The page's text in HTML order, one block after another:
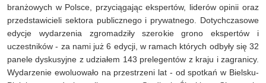
branżowych w Polsce, przyciągając ekspertów, liderów opinii oraz
przedstawicieli sektora publicznego i prywatnego. Dotychczasowe
edycje wydarzenia zgromadziły szerokie grono ekspertów i
uczestników - za nami już 6 edycji, w ramach których odbyły się 32
panele dyskusyjne z udziałem 143 prelegentów z kraju i zagranicy.
Wydarzenie ewoluowało na przestrzeni lat - od spotkań w Bielsku-